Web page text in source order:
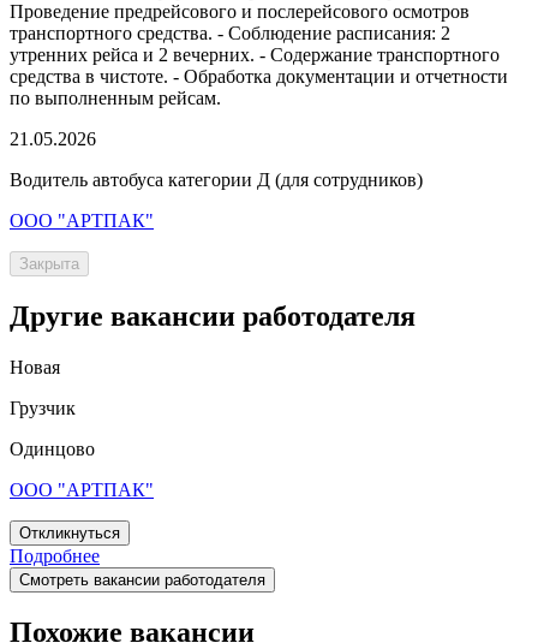
Проведение предрейсового и послерейсового осмотров
транспортного средства. - Соблюдение расписания: 2
утренних рейса и 2 вечерних. - Содержание транспортного
средства в чистоте. - Обработка документации и отчетности
по выполненным рейсам.
21.05.2026
Водитель автобуса категории Д (для сотрудников)
ООО "АРТПАК"
Закрыта
Другие вакансии работодателя
Новая
Грузчик
Одинцово
ООО "АРТПАК"
Откликнуться
Подробнее
Смотреть вакансии работодателя
Похожие вакансии